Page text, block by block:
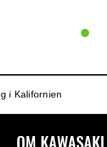
i Kalifornien
OM KAWASAKI